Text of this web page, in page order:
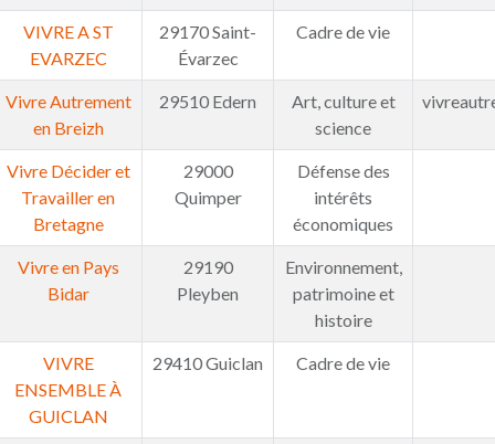
VIVRE A ST
EVARZEC
29170 Saint-
Évarzec
Cadre de vie
Vivre Autrement
en Breizh
29510 Edern
Art, culture et
science
Vivre Décider et
Travailler en
Bretagne
29000
Quimper
Défense des
intérêts
économiques
Vivre en Pays
Bidar
29190
Pleyben
Environnement,
patrimoine et
histoire
VIVRE
ENSEMBLE À
GUICLAN
29410 Guiclan Cadre de vie